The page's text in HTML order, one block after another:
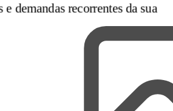
demandas recorrentes da sua